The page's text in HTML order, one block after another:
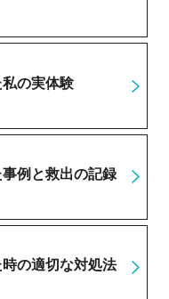
の実体験
例と救出の記録
の適切な対処法